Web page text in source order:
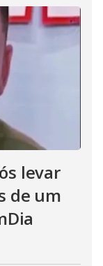
levar
de um